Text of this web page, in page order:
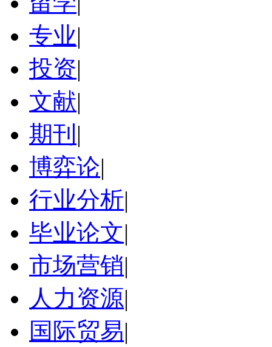
专业|
投资|
文献|
期刊 |
博弈论|
行业分析|
毕业论文|
市场营销|
人力资源|
国际贸易|